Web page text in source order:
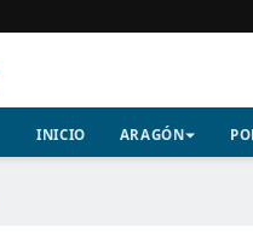
INICIO ARAGÓN